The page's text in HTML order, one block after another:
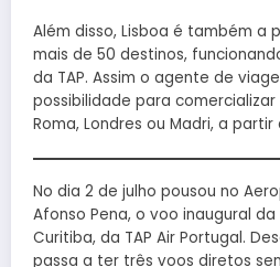
Além disso, Lisboa é também a
mais de 50 destinos,
da TAP. Assim o agente de
possibilidade para
Roma, Londres ou Madri, a partir
No dia 2 de julho pousou no
Afonso Pena, o voo inaugural
Curitiba, da TAP Air Portugal.
passa a ter três voos diretos